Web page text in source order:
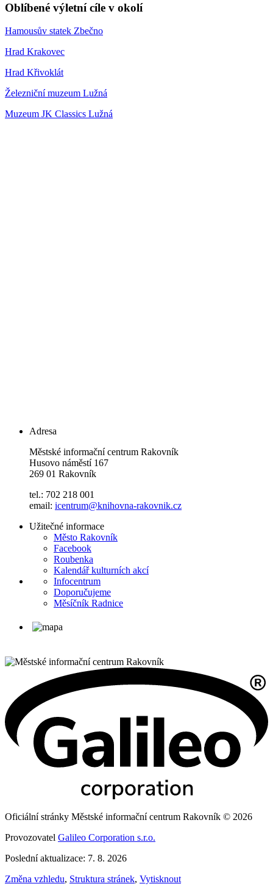
Oblíbené výletní cíle v okolí
Hamousův statek Zbečno
Hrad Krakovec
Hrad Křivoklát
Železniční muzeum Lužná
Muzeum JK Classics Lužná
Adresa
Městské informační centrum Rakovník
Husovo náměstí 167
269 01 Rakovník
tel.: 702 218 001
email: icentrum@knihovna-rakovnik.cz
Užitečné informace
Město Rakovník
Facebook
Roubenka
Kalendář kulturních akcí
Infocentrum
Doporučujeme
Měsíčník Radnice
Oficiální stránky Městské informační centrum Rakovník © 2026
Provozovatel Galileo Corporation s.r.o.
Poslední aktualizace: 7. 8. 2026
Změna vzhledu, Struktura stránek, Vytisknout